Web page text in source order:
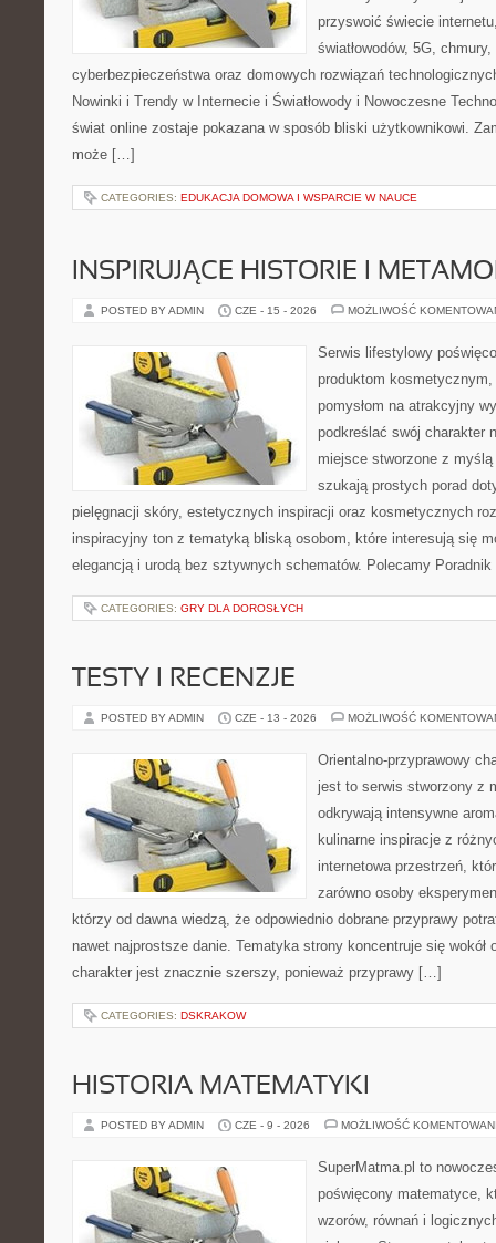
przyswoić świecie
światłowodów, 5G,
cyberbezpieczeństwa oraz domowych rozwiązań
Nowinki i Trendy w Internecie i Światłowody i Nowoczesne
świat online zostaje pokazana w sposób bliski użytkownikowi.
może […]
CATEGORIES: EDUKACJA DOMOWA I WSPARCIE W NAUCE
INSPIRUJĄCE HISTORIE I
POSTED BY ADMIN CZE - 15 - 2026 MOŻLIWOŚĆ
Serwis lifestylowy
produktom
pomysłom na atrakcyjny
podkreślać swój charakter
miejsce stworzone z
szukają prostych porad
pielęgnacji skóry, estetycznych inspiracji oraz kosmetycznych
inspiracyjny ton z tematyką bliską osobom, które interesują się
elegancją i urodą bez sztywnych schematów. Polecamy
CATEGORIES: GRY DLA DOROSŁYCH
TESTY I RECENZJE
POSTED BY ADMIN CZE - 13 - 2026 MOŻLIWOŚĆ
Orientalno-przyprawowy
jest to serwis stworzony z
odkrywają intensywne
kulinarne inspiracje z
internetowa przestrzeń,
zarówno osoby
którzy od dawna wiedzą, że odpowiednio dobrane przyprawy
nawet najprostsze danie. Tematyka strony koncentruje się wokół
charakter jest znacznie szerszy, ponieważ przyprawy […]
CATEGORIES: DSKRAKOW
HISTORIA MATEMATYKI
POSTED BY ADMIN CZE - 9 - 2026 MOŻLIWOŚĆ
SuperMatma.pl to
poświęcony matematyce,
wzorów, równań i